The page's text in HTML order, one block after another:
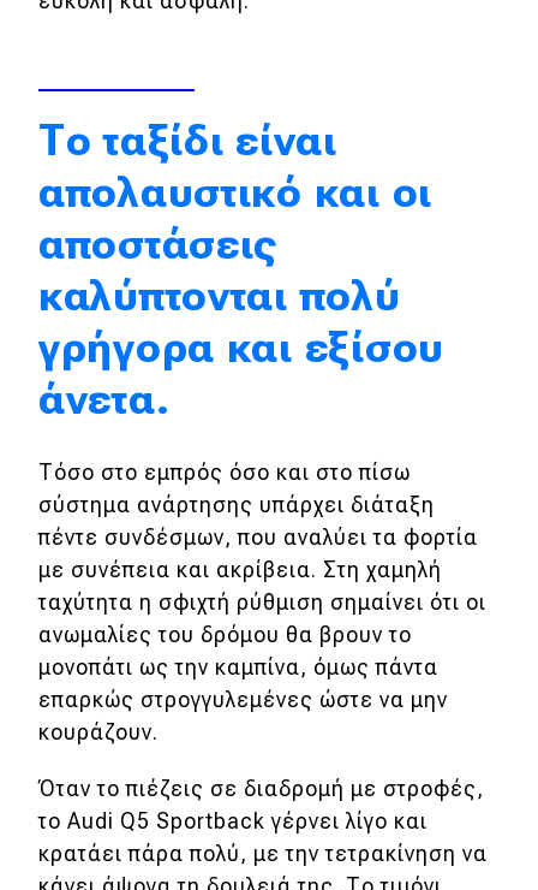
Το ταξίδι είναι
απολαυστικό και οι
αποστάσεις
καλύπτονται πολύ
γρήγορα και εξίσου
άνετα.
Τόσο στο εμπρός όσο και στο πίσω
σύστημα ανάρτησης υπάρχει διάταξη
πέντε συνδέσμων, που αναλύει τα φορτία
με συνέπεια και ακρίβεια. Στη χαμηλή
ταχύτητα η σφιχτή ρύθμιση σημαίνει ότι οι
ανωμαλίες του δρόμου θα βρουν το
μονοπάτι ως την καμπίνα, όμως πάντα
επαρκώς στρογγυλεμένες ώστε να μην
κουράζουν.
Όταν το πιέζεις σε διαδρομή με στροφές,
το Audi Q5 Sportback γέρνει λίγο και
κρατάει πάρα πολύ, με την τετρακίνηση να